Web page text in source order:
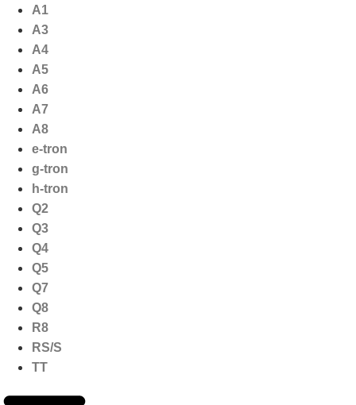
naar
inhoud
A1
A3
A4
A5
A6
A7
A8
e-tron
g-tron
h-tron
Q2
Q3
Q4
Q5
Q7
Q8
R8
RS/S
TT